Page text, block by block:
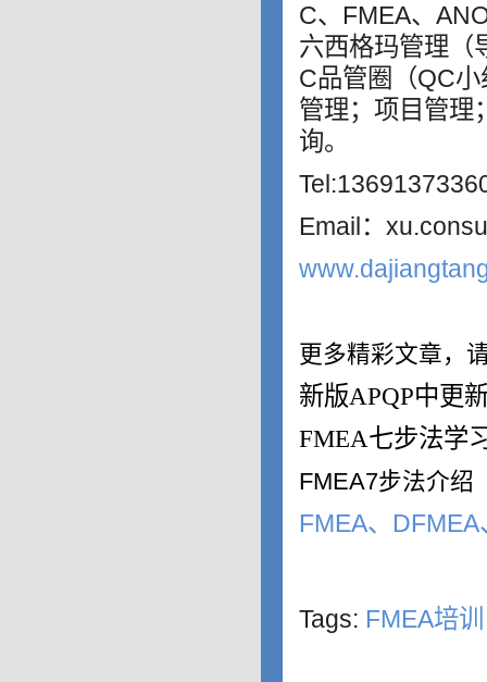
C、FMEA、
六西格玛管理（
C品管圈（QC
管理；项目管理
询。
Email：
更多精彩文章，
新版APQP中更
FMEA七步法学
FMEA7步法介绍
FMEA、
Tags: FMEA培训